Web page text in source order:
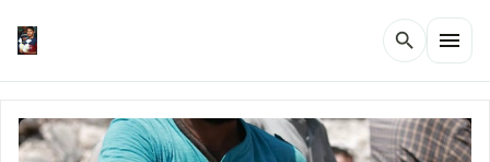
search menu